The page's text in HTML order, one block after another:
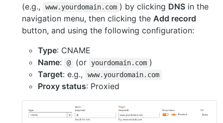
(e.g.,
www.yourdomain.com ) by clicking DNSin the
navigation menu, then clicking the Add record
button, and using the following configuration:
Type: CNAME
Name: @ (or yourdomain.com )
Target: e.g., www.yourdomain.com
Proxy status: Proxied